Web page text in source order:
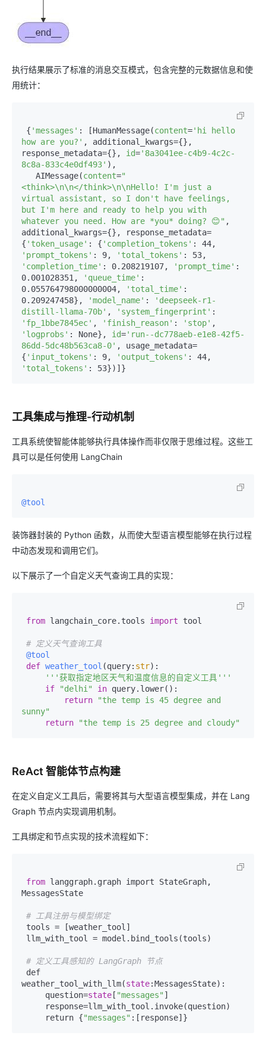
执行结果展示了标准的消息交互模式，包含完整的元数据信息和使
用统计：
{ 'messages' : [HumanMessage(content='hi hello
how are you?' , additional_kwargs={},
response_metadata={}, id='8a3041ee-c4b9-4c2c-
8c8a-833c4e0df493' ),
   AIMessage(
content="
<think>\n\n</think>\n\nHello! I'm just a
virtual assistant, so I don't have feelings,
but I'm here and ready to help you with
whatever you need. How are *you* doing? 😊" ,
additional_kwargs={}, response_metadata=
{ 'token_usage' : { 'completion_tokens'
'prompt_tokens' : 9, 'total_tokens'
'completion_time' : 0.208219107, 'prompt_time' :
0.001028351,
'queue_time' :
0.055764798000000004,
'total_time' :
0.209247458},
'model_name' :
'deepseek-r1-
distill-llama-70b' , 'system_fingerprint'
'fp_1bbe7845ec' , 'finish_reason' : 'stop'
'logprobs' : None}, id='run--dc778aeb-e1e8-42f5-
86dd-5dc48b563ca8-0' , usage_metadata=
{ 'input_tokens' : 9, 'output_tokens'
'total_tokens'
工具集成与推理-行动机制
工具系统使智能体能够执行具体操作而非仅限于思维过程。这些工
具可以是任何使用 LangChain
@tool
装饰器封装的 Python 函数，从而使大型语言模型能够在执行过程
中动态发现和调用它们。
以下展示了一个自定义天气查询工具的实现：
from langchain_core.tools import tool
# 定义天气查询工具
@tool
def weather_tool (query: str):
'''获取指定地区天气和温度信息的自定义工具'''
if
"delhi" in query.lower():
return
"the temp is 45 degree and
sunny"
return
"the temp is 25 degree and cloudy"
ReAct 智能体节点构建
在定义自定义工具后，需要将其与大型语言模型集成，并在 Lang
Graph 节点内实现调用机制。
工具绑定和节点实现的技术流程如下：
from langgraph.graph import StateGraph,
MessagesState
# 工具注册与模型绑定
# 定义工具感知的 LangGraph 节点
weather_tool_with_llm(state:MessagesState):
     question=
state [ "messages" ]
     return {
"messages"